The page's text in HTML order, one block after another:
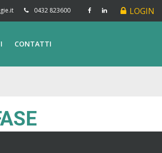
LOGIN
0432 823600
CONTATTI